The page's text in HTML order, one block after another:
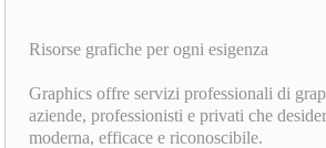
Risorse grafiche per ogni esigenza
Graphics offre servizi professionali di
aziende, professionisti e privati che
moderna, efficace e riconoscibile.